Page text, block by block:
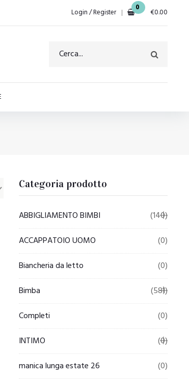
Login / Register 0 €0.00
Categoria prodotto
ABBIGLIAMENTO BIMBI
(140)
ACCAPPATOIO UOMO
(0)
Biancheria da letto
(0)
Bimba
(581)
Completi
(0)
INTIMO
(0)
manica lunga estate 26
(0)